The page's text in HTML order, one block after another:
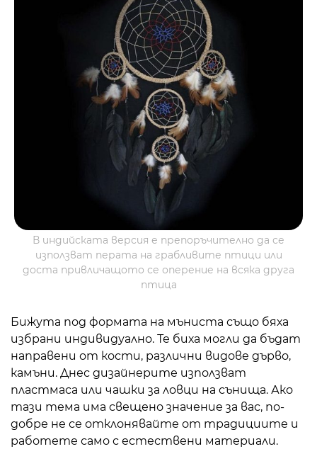
В индийската версия е препоръчително да се
използват перата на грабливите птици или
доста привличащото се оперение на всяка друга
птица
Бижута под формата на мъниста също бяха
избрани индивидуално. Те биха могли да бъдат
направени от кости, различни видове дърво,
камъни. Днес дизайнерите използват
пластмаса или чашки за ловци на сънища. Ако
тази тема има свещено значение за вас, по-
добре не се отклонявайте от традициите и
работете само с естествени материали.